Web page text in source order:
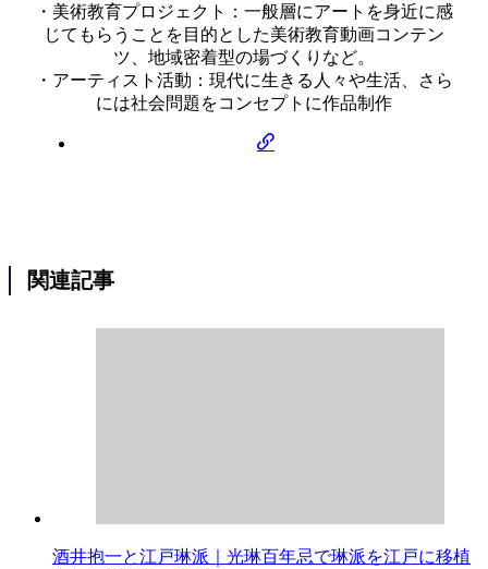
・美術教育プロジェクト：一般層にアートを身近に感
じてもらうことを目的とした美術教育動画コンテン
ツ、地域密着型の場づくりなど。
・アーティスト活動：現代に生きる人々や生活、さら
には社会問題をコンセプトに作品制作
関連記事
酒井抱一と江戸琳派｜光琳百年忌で琳派を江戸に移植